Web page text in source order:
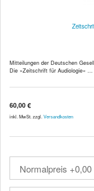
Mitteilungen der Deutschen
Die »Zeitschrift für Audiologie« ...
60,00 €
inkl. MwSt. zzgl. Versandkosten